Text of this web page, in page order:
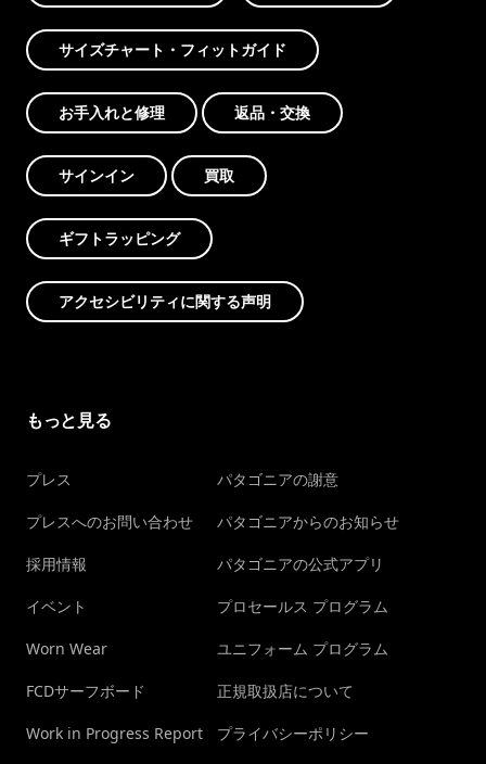
サイズチャート・フィットガイド
お手入れと修理 返品・交換
サインイン 買取
ギフトラッピング
アクセシビリティに関する声明
もっと見る
プレス
プレスへのお問い合わせ
採用情報
イベント
Worn Wear
FCDサーフボード
Work in Progress Report
パタゴニアの謝意
パタゴニアからのお知らせ
パタゴニアの公式アプリ
プロセールス プログラム
ユニフォーム プログラム
正規取扱店について
プライバシーポリシー